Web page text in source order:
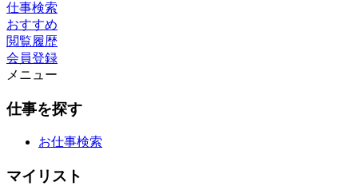
仕事検索
おすすめ
閲覧履歴
会員登録
メニュー
仕事を探す
お仕事検索
マイリスト